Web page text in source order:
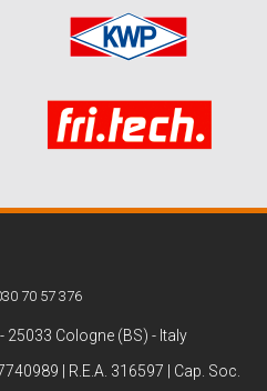
70 57 376
25033 Cologne (BS) - Italy
| R.E.A. 316597 | Cap. Soc.